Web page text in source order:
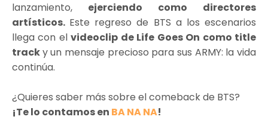
lanzamiento, ejerciendo como directores
artísticos. Este regreso de BTS a los escenarios
llega con elvideoclip de Life Goes On como title
tracky un mensaje precioso para sus ARMY: la vida
continúa.
¿Quieres saber más sobre el comeback de BTS?
¡Te lo contamos en BA NA NA!